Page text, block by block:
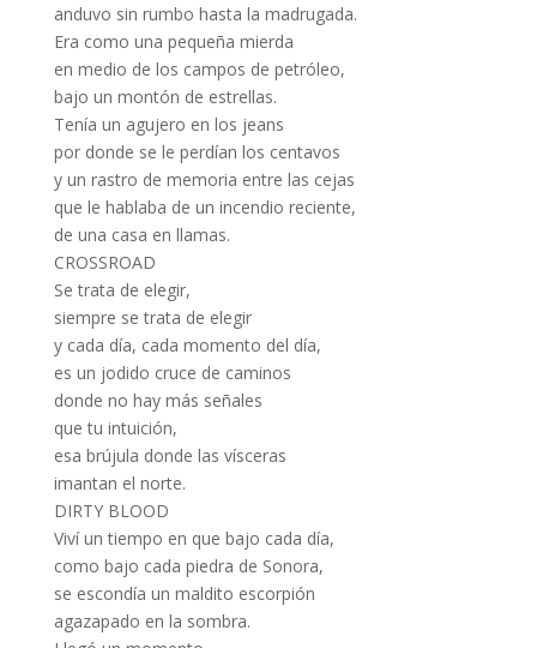
anduvo sin rumbo hasta la madrugada.
Era como una pequeña mierda
en medio de los campos de petróleo,
bajo un montón de estrellas.
Tenía un agujero en los jeans
por donde se le perdían los centavos
y un rastro de memoria entre las cejas
que le hablaba de un incendio reciente,
de una casa en llamas.
CROSSROAD
Se trata de elegir,
siempre se trata de elegir
y cada día, cada momento del día,
es un jodido cruce de caminos
donde no hay más señales
que tu intuición,
esa brújula donde las vísceras
imantan el norte.
DIRTY BLOOD
Viví un tiempo en que bajo cada día,
como bajo cada piedra de Sonora,
se escondía un maldito escorpión
agazapado en la sombra.